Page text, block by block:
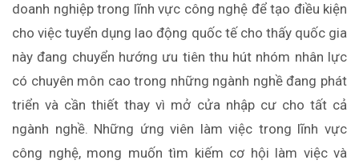
doanh nghiệp trong lĩnh vực công nghệ để tạo điều kiện
cho việc tuyển dụng lao động quốc tế cho thấy quốc gia
này đang chuyển hướng ưu tiên thu hút nhóm nhân lực
có chuyên môn cao trong những ngành nghề đang phát
triển và cần thiết thay vì mở cửa nhập cư cho tất cả
ngành nghề. Những ứng viên làm việc trong lĩnh vực
công nghệ, mong muốn tìm kiếm cơ hội làm việc và